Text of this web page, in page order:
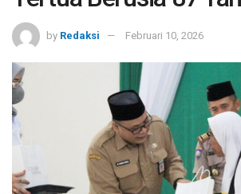
by Redaksi Februari 10, 2026